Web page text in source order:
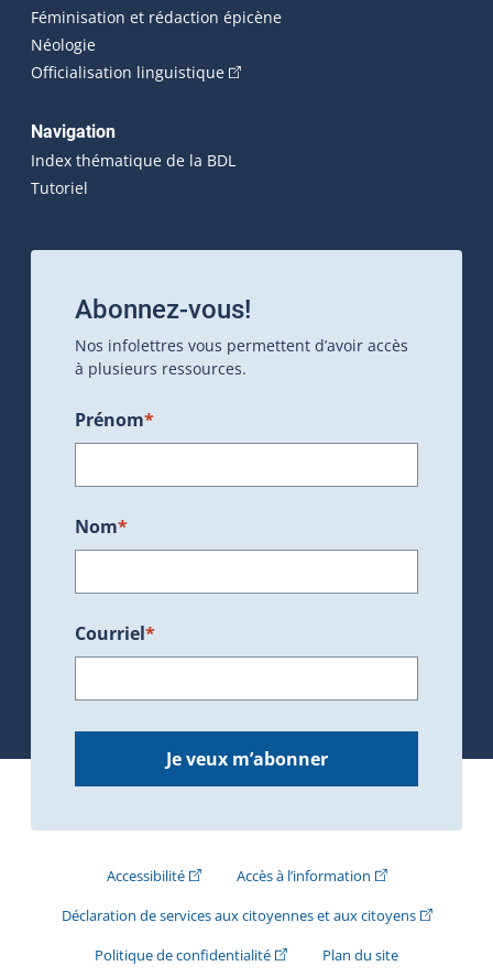
Féminisation et rédaction épicène
Néologie
Officialisation linguistique(Cet hyperlien externe s'ouvrira
Navigation
Index thématique de la BDL
Tutoriel
Abonnez-vous!
Nos infolettres vous permettent d’avoir accès
à plusieurs ressources.
Prénom*
Nom*
Courriel*
Je veux m’abonner
Accessibilité(Cet hyperlien externe s'ouvrira dans une
Accès à l’information(Cet hyperlien
Déclaration de services aux citoyennes et aux citoyens(Cet
Politique de confidentialité(Cet hyperlien externe s'ouvrira
Plan du site